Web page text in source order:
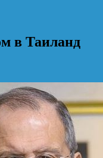
в Таиланд